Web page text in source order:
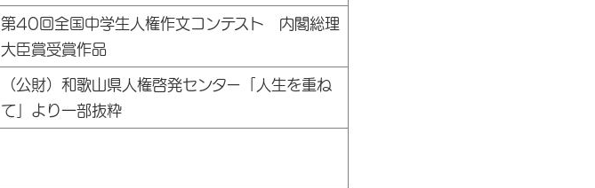
第40回全国中学生人権作文コンテスト 内閣総理
大臣賞受賞作品
（公財）和歌山県人権啓発センター「人生を重ね
て」より一部抜粋